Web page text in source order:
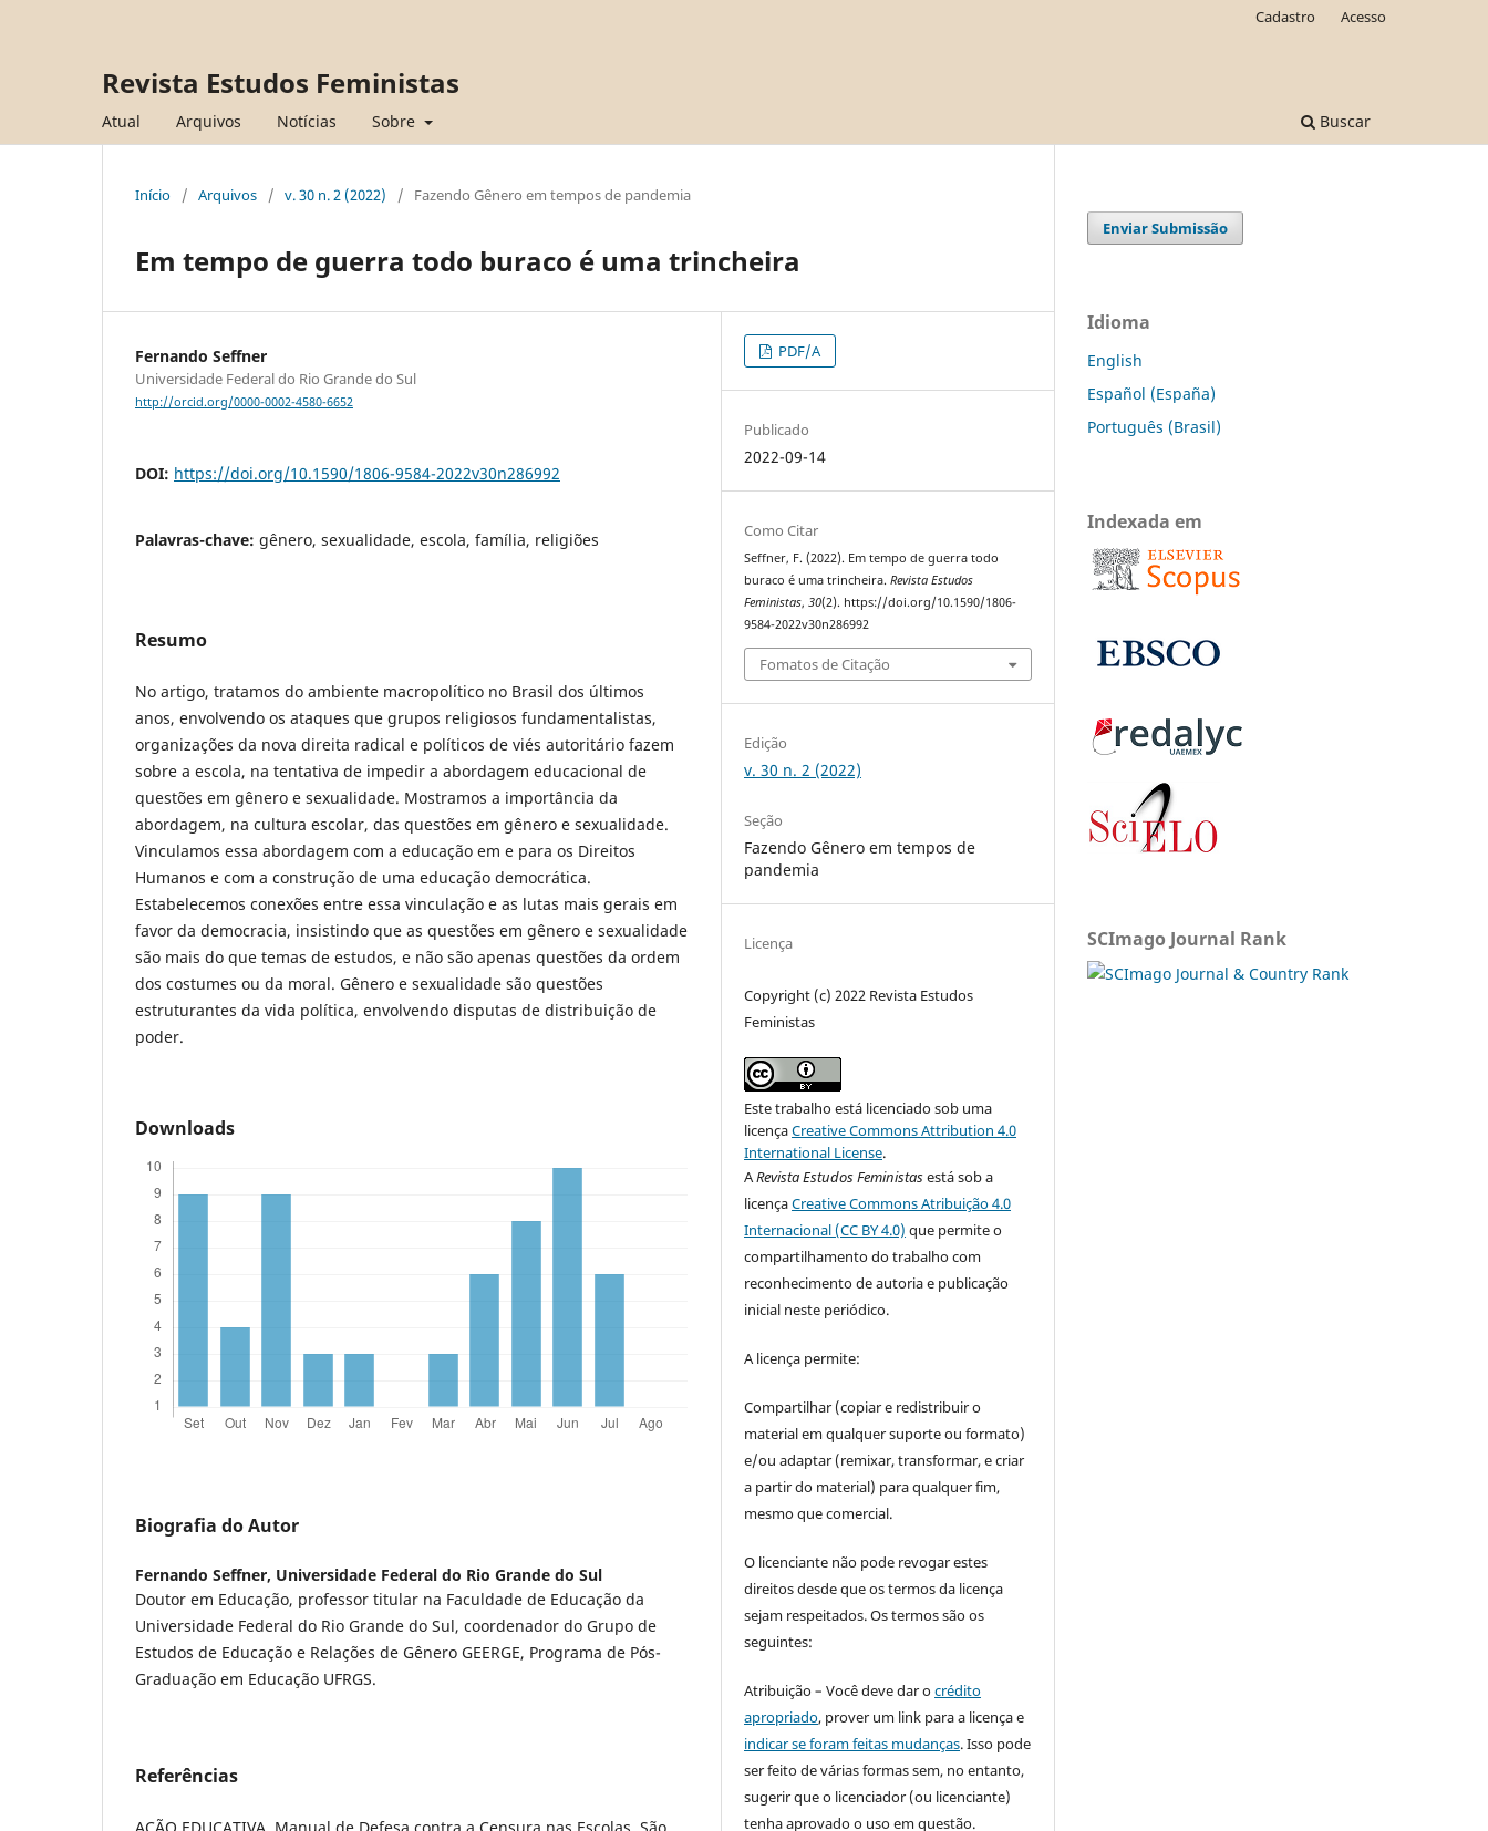
Revista Estudos Feministas
Atual Arquivos Notícias Sobre Buscar
Cadastro Acesso
Início / Arquivos / v. 30 n. 2 (2022) / Fazendo Gênero em tempos de pandemia
Em tempo de guerra todo buraco é uma trincheira
Fernando Seffner
Universidade Federal do Rio Grande do Sul
http://orcid.org/0000-0002-4580-6652
DOI: https://doi.org/10.1590/1806-9584-2022v30n286992
Palavras-chave: gênero, sexualidade, escola, família, religiões
Resumo
No artigo, tratamos do ambiente macropolítico no Brasil dos últimos
anos, envolvendo os ataques que grupos religiosos fundamentalistas,
organizações da nova direita radical e políticos de viés autoritário fazem
sobre a escola, na tentativa de impedir a abordagem educacional de
questões em gênero e sexualidade. Mostramos a importância da
abordagem, na cultura escolar, das questões em gênero e sexualidade.
Vinculamos essa abordagem com a educação em e para os Direitos
Humanos e com a construção de uma educação democrática.
Estabelecemos conexões entre essa vinculação e as lutas mais gerais em
favor da democracia, insistindo que as questões em gênero e sexualidade
são mais do que temas de estudos, e não são apenas questões da ordem
dos costumes ou da moral. Gênero e sexualidade são questões
estruturantes da vida política, envolvendo disputas de distribuição de
poder.
Downloads
Biografia do Autor
Fernando Seffner, Universidade Federal do Rio Grande do Sul
Doutor em Educação, professor titular na Faculdade de Educação da
Universidade Federal do Rio Grande do Sul, coordenador do Grupo de
Estudos de Educação e Relações de Gênero GEERGE, Programa de Pós-
Graduação em Educação UFRGS.
Referências
PDF/A
Publicado
2022-09-14
Como Citar
Seffner, F. (2022). Em tempo de guerra todo
buraco é uma trincheira.Revista Estudos
Feministas,30(2). https://doi.org/10.1590/1806-
9584-2022v30n286992
Fomatos de Citação
Edição
v. 30 n. 2 (2022)
Seção
Fazendo Gênero em tempos de
pandemia
Licença
Copyright (c) 2022 Revista Estudos
Feministas
Este trabalho está licenciado sob uma
licençaCreative Commons Attribution 4.0
International License.
ARevista Estudos Feministasestá sob a
licençaCreative Commons Atribuição 4.0
Internacional (CC BY 4.0) que permite o
compartilhamento do trabalho com
reconhecimento de autoria e publicação
inicial neste periódico.
A licença permite:
Compartilhar (copiar e redistribuir o
material em qualquer suporte ou formato)
e/ou adaptar (remixar, transformar, e criar
a partir do material) para qualquer fim,
mesmo que comercial.
O licenciante não pode revogar estes
direitos desde que os termos da licença
sejam respeitados. Os termos são os
seguintes:
Atribuição – Você deve dar ocrédito
apropriado, prover um link para a licença e
indicar se foram feitas mudanças. Isso pode
ser feito de várias formas sem, no entanto,
sugerir que o licenciador (ou licenciante)
tenha aprovado o uso em questão.
Enviar Submissão
Idioma
English
Español (España)
Português (Brasil)
Indexada em
SCImago Journal Rank